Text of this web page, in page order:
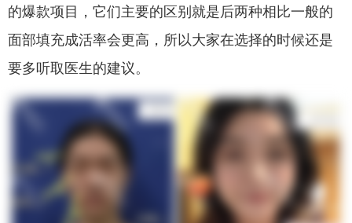
的爆款项目，它们主要的区别就是后两种相比一般的
面部填充成活率会更高，所以大家在选择的时候还是
要多听取医生的建议。